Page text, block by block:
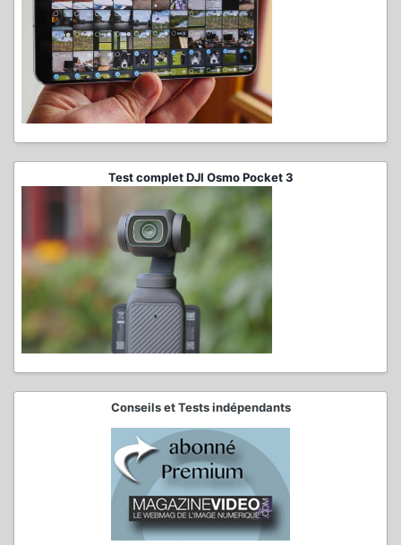
Test complet DJI Osmo Pocket 3
Conseils et Tests indépendants